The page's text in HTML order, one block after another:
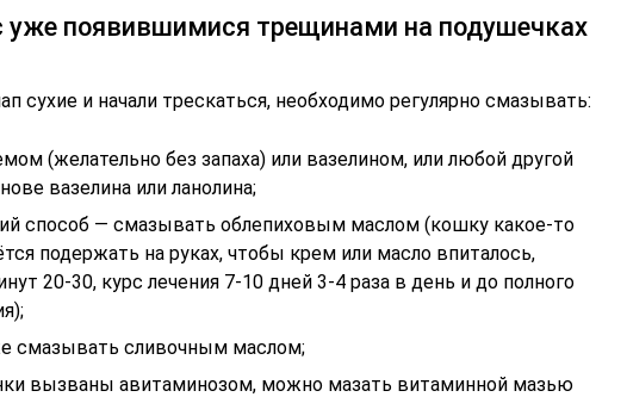
уже появившимися трещинами на подушечках
сухие и начали трескаться, необходимо регулярно смазывать:
(желательно без запаха) или вазелином, или любой другой
вазелина или ланолина;
способ — смазывать облепиховым маслом (кошку какое-то
подержать на руках, чтобы крем или масло впиталось,
20-30, курс лечения 7-10 дней 3-4 раза в день и до полного
смазывать сливочным маслом;
вызваны авитаминозом, можно мазать витаминной мазью